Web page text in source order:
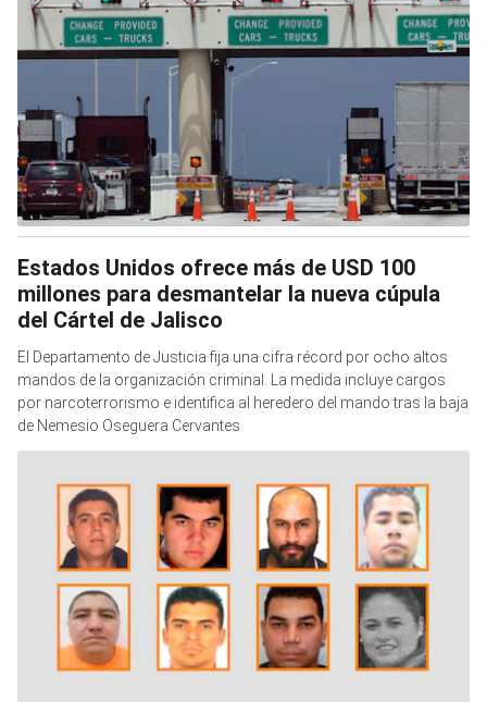
Estados Unidos ofrece más de USD 100
millones para desmantelar la nueva cúpula
del Cártel de Jalisco
El Departamento de Justicia fija una cifra récord por ocho altos
mandos de la organización criminal. La medida incluye cargos
por narcoterrorismo e identifica al heredero del mando tras la baja
de Nemesio Oseguera Cervantes